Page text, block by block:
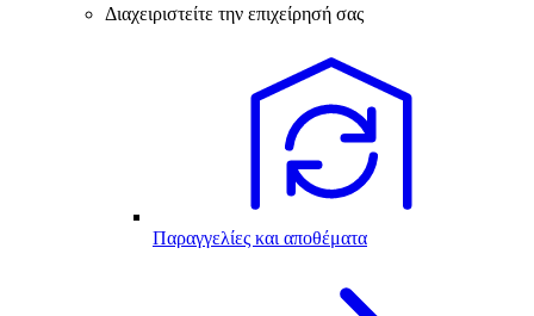
Διαχειριστείτε την επιχείρησή σας
Παραγγελίες και αποθέματα